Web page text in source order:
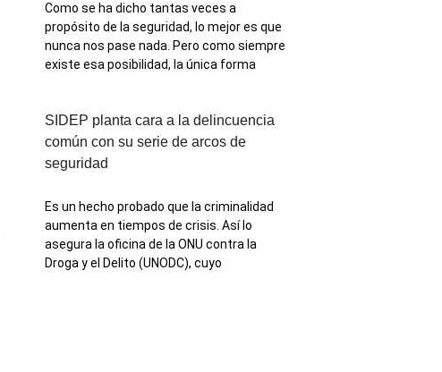
Como se ha dicho tantas veces a
propósito de la seguridad, lo mejor es que
nunca nos pase nada. Pero como siempre
existe esa posibilidad, la única forma
SIDEP planta cara a la delincuencia
común con su serie de arcos de
seguridad
Es un hecho probado que la criminalidad
aumenta en tiempos de crisis. Así lo
asegura la oficina de la ONU contra la
Droga y el Delito (UNODC), cuyo